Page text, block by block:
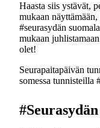
Haasta siis ystävät,
mukaan
#seurasydän
mukaan
olet!
Seurapaitapäivän
somessa tunnisteilla